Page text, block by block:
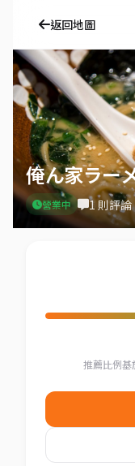
返回地圖
俺ん家ラー
營業中 1 則評論
推薦比例基